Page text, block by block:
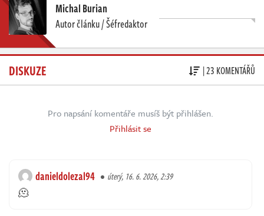
Michal Burian
Autor článku / Šéfredaktor
DISKUZE | 23 KOMENTÁŘŮ
Pro napsání komentáře musíš být přihlášen.
Přihlásit se
danieldolezal94 úterý, 16. 6. 2026, 2:39
🫠